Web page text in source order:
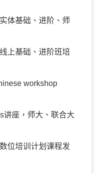
体基础、进阶、师
上基础、进阶班培
workshop
讲座，师大、联合大
位培训计划课程发